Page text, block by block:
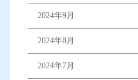
2024年9月
2024年8月
2024年7月